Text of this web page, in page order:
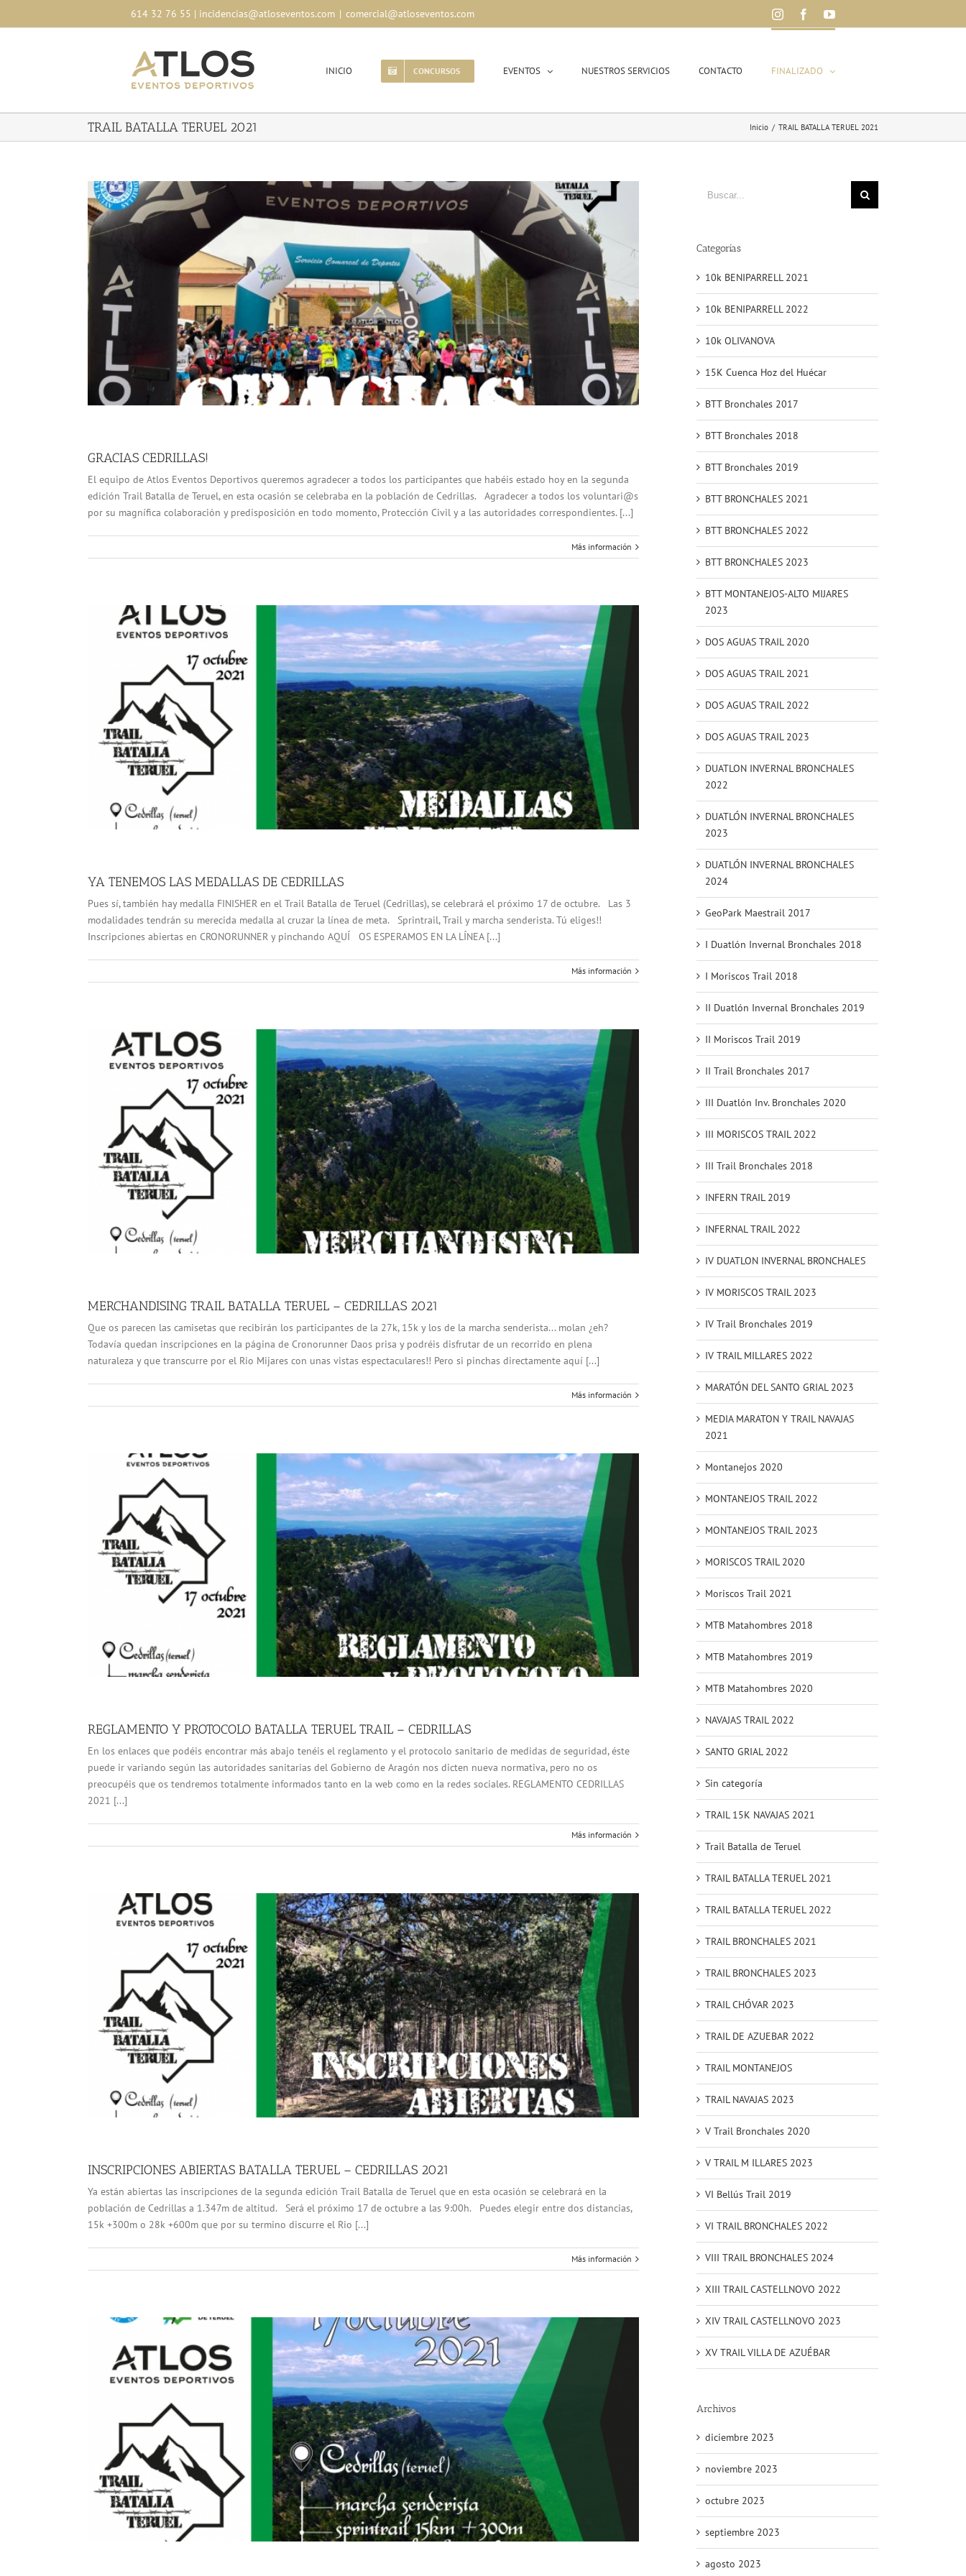
614 32 76 55 | incidencias@atloseventos.com | comercial@atloseventos.com InstagramFacebookYouTube
INICIO CONCURSOS EVENTOS NUESTROS SERVICIOS CONTACTO FINALIZADO
TRAIL BATALLA TERUEL 2021 Inicio / TRAIL BATALLA TERUEL 2021
GRACIAS CEDRILLAS!
El equipo de Atlos Eventos Deportivos queremos agradecer a todos los participantes que habéis estado hoy en la segunda
edición Trail Batalla de Teruel, en esta ocasión se celebraba en la población de Cedrillas. Agradecer a todos los voluntari@s
por su magnífica colaboración y predisposición en todo momento, Protección Civil y a las autoridades correspondientes. [...]
Más información
YA TENEMOS LAS MEDALLAS DE CEDRILLAS
Pues sí, también hay medalla FINISHER en el Trail Batalla de Teruel (Cedrillas), se celebrará el próximo 17 de octubre. Las 3
modalidades tendrán su merecida medalla al cruzar la línea de meta. Sprintrail, Trail y marcha senderista. Tú eliges!!
Inscripciones abiertas en CRONORUNNER y pinchando AQUÍ OS ESPERAMOS EN LA LÍNEA [...]
Más información
MERCHANDISING TRAIL BATALLA TERUEL – CEDRILLAS 2021
Que os parecen las camisetas que recibirán los participantes de la 27k, 15k y los de la marcha senderista... molan ¿eh?
Todavía quedan inscripciones en la página de Cronorunner Daos prisa y podréis disfrutar de un recorrido en plena
naturaleza y que transcurre por el Rio Mijares con unas vistas espectaculares!! Pero si pinchas directamente aquí [...]
Más información
REGLAMENTO Y PROTOCOLO BATALLA TERUEL TRAIL – CEDRILLAS
En los enlaces que podéis encontrar más abajo tenéis el reglamento y el protocolo sanitario de medidas de seguridad, éste
puede ir variando según las autoridades sanitarias del Gobierno de Aragón nos dicten nueva normativa, pero no os
preocupéis que os tendremos totalmente informados tanto en la web como en la redes sociales. REGLAMENTO CEDRILLAS
2021 [...]
Más información
INSCRIPCIONES ABIERTAS BATALLA TERUEL – CEDRILLAS 2021
Ya están abiertas las inscripciones de la segunda edición Trail Batalla de Teruel que en esta ocasión se celebrará en la
población de Cedrillas a 1.347m de altitud. Será el próximo 17 de octubre a las 9:00h. Puedes elegir entre dos distancias,
15k +300m o 28k +600m que por su termino discurre el Rio [...]
Más información
Buscar
Categorías
10k BENIPARRELL 2021
10k BENIPARRELL 2022
10k OLIVANOVA
15K Cuenca Hoz del Huécar
BTT Bronchales 2017
BTT Bronchales 2018
BTT Bronchales 2019
BTT BRONCHALES 2021
BTT BRONCHALES 2022
BTT BRONCHALES 2023
BTT MONTANEJOS-ALTO MIJARES
2023
DOS AGUAS TRAIL 2020
DOS AGUAS TRAIL 2021
DOS AGUAS TRAIL 2022
DOS AGUAS TRAIL 2023
DUATLON INVERNAL BRONCHALES
2022
DUATLÓN INVERNAL BRONCHALES
2023
DUATLÓN INVERNAL BRONCHALES
2024
GeoPark Maestrail 2017
I Duatlón Invernal Bronchales 2018
I Moriscos Trail 2018
II Duatlón Invernal Bronchales 2019
II Moriscos Trail 2019
II Trail Bronchales 2017
III Duatlón Inv. Bronchales 2020
III MORISCOS TRAIL 2022
III Trail Bronchales 2018
INFERN TRAIL 2019
INFERNAL TRAIL 2022
IV DUATLON INVERNAL BRONCHALES
IV MORISCOS TRAIL 2023
IV Trail Bronchales 2019
IV TRAIL MILLARES 2022
MARATÓN DEL SANTO GRIAL 2023
MEDIA MARATON Y TRAIL NAVAJAS
2021
Montanejos 2020
MONTANEJOS TRAIL 2022
MONTANEJOS TRAIL 2023
MORISCOS TRAIL 2020
Moriscos Trail 2021
MTB Matahombres 2018
MTB Matahombres 2019
MTB Matahombres 2020
NAVAJAS TRAIL 2022
SANTO GRIAL 2022
Sin categoría
TRAIL 15K NAVAJAS 2021
Trail Batalla de Teruel
TRAIL BATALLA TERUEL 2021
TRAIL BATALLA TERUEL 2022
TRAIL BRONCHALES 2021
TRAIL BRONCHALES 2023
TRAIL CHÓVAR 2023
TRAIL DE AZUEBAR 2022
TRAIL MONTANEJOS
TRAIL NAVAJAS 2023
V Trail Bronchales 2020
V TRAIL M ILLARES 2023
VI Bellús Trail 2019
VI TRAIL BRONCHALES 2022
VIII TRAIL BRONCHALES 2024
XIII TRAIL CASTELLNOVO 2022
XIV TRAIL CASTELLNOVO 2023
XV TRAIL VILLA DE AZUÉBAR
Archivos
diciembre 2023
noviembre 2023
octubre 2023
septiembre 2023
agosto 2023